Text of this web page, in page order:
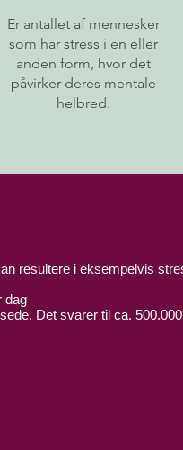
Er antallet af mennesker
som har stress i en eller
anden form, hvor det
påvirker deres mentale
helbred.
resultere i eksempelvis
dag
Det svarer til ca.